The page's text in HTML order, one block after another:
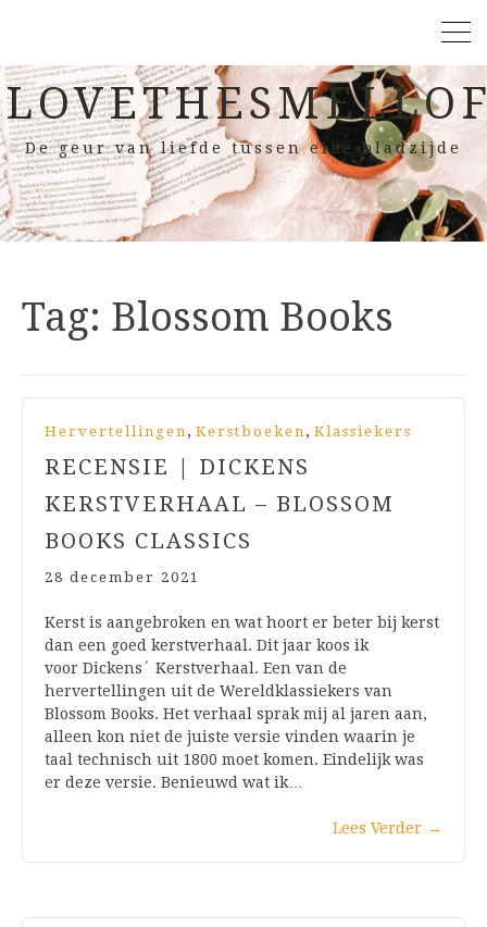
De geur van liefde tussen elke bladzijde
Tag: Blossom Books
Hervertellingen , Kerstboeken , Klassiekers
RECENSIE | DICKENS
KERSTVERHAAL – BLOSSOM
BOOKS CLASSICS
28 december 2021
Kerst is aangebroken en wat hoort er beter bij kerst
dan een goed kerstverhaal. Dit jaar koos ik
voor Dickens´ Kerstverhaal. Een van de
hervertellingen uit de Wereldklassiekers van
Blossom Books. Het verhaal sprak mij al jaren aan,
alleen kon niet de juiste versie vinden waarin je
taal technisch uit 1800 moet komen. Eindelijk was
er deze versie. Benieuwd wat ik…
Lees Verder →